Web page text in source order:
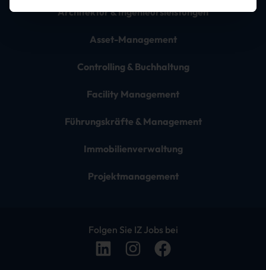
Architektur & Ingenieursleistungen
Asset-Management
Controlling & Buchhaltung
Facility Management
Führungskräfte & Management
Immobilienverwaltung
Projektmanagement
Folgen Sie IZ Jobs bei